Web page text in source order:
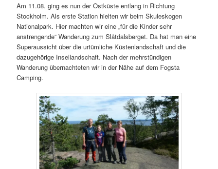
Am 11.08. ging es nun der Ostküste entlang in Richtung
Stockholm. Als erste Station hielten wir beim Skuleskogen
Nationalpark. Hier machten wir eine „für die Kinder sehr
anstrengende“ Wanderung zum Slåtdalsberget. Da hat man eine
Superaussicht über die urtümliche Küstenlandschaft und die
dazugehörige Insellandschaft. Nach der mehrstündigen
Wanderung übernachteten wir in der Nähe auf dem Fogsta
Camping.